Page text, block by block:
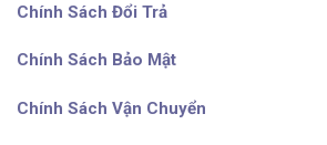
Chính Sách Đổi Trả
Chính Sách Bảo Mật
Chính Sách Vận Chuyển